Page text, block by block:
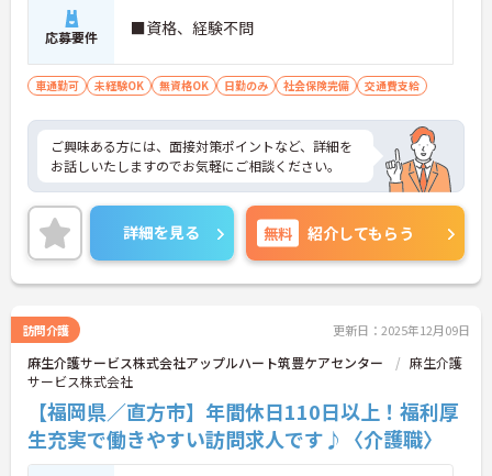
応募要件 ■資格、経験不問
車通勤可 未経験OK 無資格OK 日勤のみ 社会保険完備 交通費支給
ご興味ある方には、面接対策ポイントなど、詳細を
お話しいたしますのでお気軽にご相談ください。
詳細を見る 無料 紹介してもらう
訪問介護 更新日：2025年12月09日
麻生介護サービス株式会社アップルハート筑豊ケアセンター
麻生介護
サービス株式会社
【福岡県／直方市】年間休日110日以上！福利厚
生充実で働きやすい訪問求人です♪〈介護職〉